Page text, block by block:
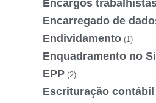
Encargos
Encarregado de
Endividamento (1)
Enquadramento no
EPP (2)
Escrituração contábil